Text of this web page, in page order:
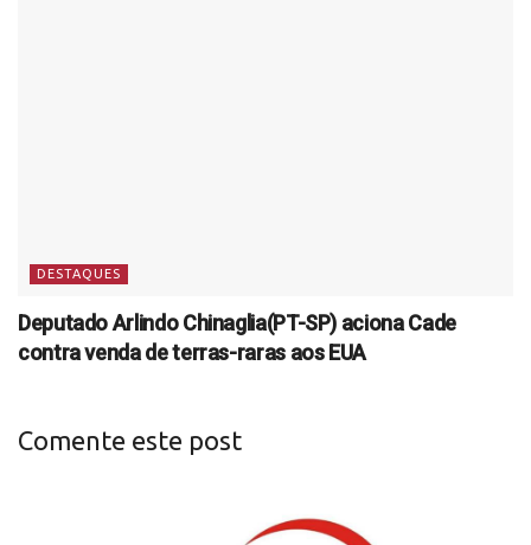
DESTAQUES
Deputado Arlindo Chinaglia(PT-SP) aciona Cade
contra venda de terras-raras aos EUA
Comente este post